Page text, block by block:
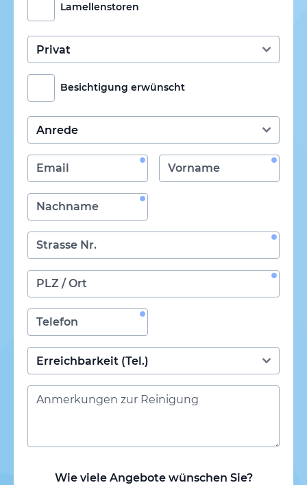
Lamellenstoren
Besichtigung erwünscht
Wie viele Angebote wünschen Sie?